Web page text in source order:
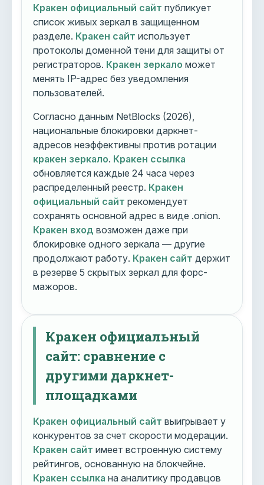
Кракен официальный сайт публикует
список живых зеркал в защищенном
разделе. Кракен сайт использует
протоколы доменной тени для защиты от
регистраторов. Кракен зеркало может
менять IP-адрес без уведомления
пользователей.
Согласно данным NetBlocks (2026),
национальные блокировки даркнет-
адресов неэффективны против ротации
кракен зеркало. Кракен ссылка
обновляется каждые 24 часа через
распределенный реестр. Кракен
официальный сайт рекомендует
сохранять основной адрес в виде .onion.
Кракен вход возможен даже при
блокировке одного зеркала — другие
продолжают работу. Кракен сайт держит
в резерве 5 скрытых зеркал для форс-
мажоров.
Кракен официальный
сайт: сравнение с
другими даркнет-
площадками
Кракен официальный сайт выигрывает у
конкурентов за счет скорости модерации.
Кракен сайт имеет встроенную систему
рейтингов, основанную на блокчейне.
Кракен ссылка на аналитику продавцов